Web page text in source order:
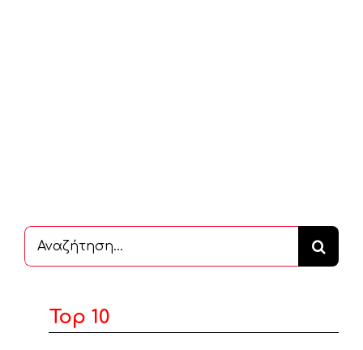
Αναζήτηση
...
Top 10